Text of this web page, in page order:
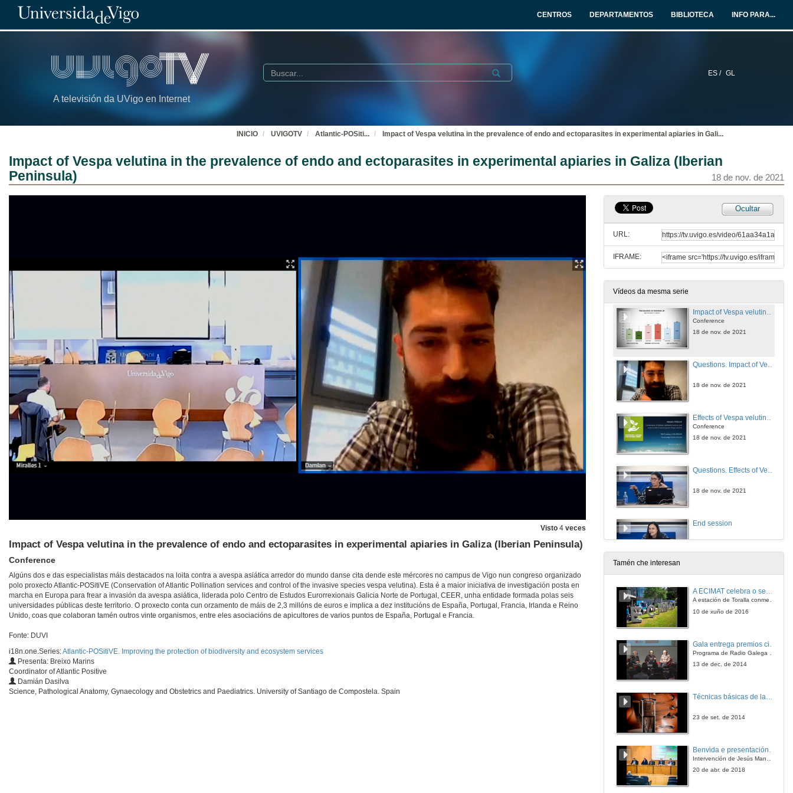
CENTROS DEPARTAMENTOS BIBLIOTECA INFO PARA...
A televisión da UVigo en Internet
ES / GL
Buscar Submit
INICIO UVIGOTV Atlantic-POSiti... Impact of Vespa velutina in the prevalence of endo and ectoparasites in experimental apiaries in Gali...
Impact of Vespa velutina in the prevalence of endo and ectoparasites in experimental apiaries in Galiza (Iberian
Peninsula)
18 de nov. de 2021
Visto 4 veces
Impact of Vespa velutina in the prevalence of endo and ectoparasites in experimental apiaries in Galiza (Iberian Peninsula)
Conference
Algúns dos e das especialistas máis destacados na loita contra a avespa asiática arredor do mundo danse cita dende este mércores no campus de Vigo nun congreso organizado
polo proxecto Atlantic-POSitiVE (Conservation of Atlantic Pollination services and control of the invasive species vespa velutina). Esta é a maior iniciativa de investigación posta en
marcha en Europa para frear a invasión da avespa asiática, liderada polo Centro de Estudos Eurorrexionais Galicia Norte de Portugal, CEER, unha entidade formada polas seis
universidades públicas deste territorio. O proxecto conta cun orzamento de máis de 2,3 millóns de euros e implica a dez institucións de España, Portugal, Francia, Irlanda e Reino
Unido, coas que colaboran tamén outros vinte organismos, entre eles asociacións de apicultores de varios puntos de España, Portugal e Francia.
Fonte: DUVI
i18n.one.Series:Atlantic-POSitiVE. Improving the protection of biodiversity and ecosystem services
Presenta: Breixo Marins
Coordinator of Atlantic Positive
Damián Dasilva
Science, Pathological Anatomy, Gynaecology and Obstetrics and Paediatrics. University of Santiago de Compostela. Spain
Ocultar
URL:
IFRAME:
Vídeos da mesma serie
18 de nov. de 2021
18 de nov. de 2021
Economic impact of Vespa velutina on beekeeping socioecological units
Conference
Questions. Economic impact of Vespa velutina on beekeeping socioecological units
18 de nov. de 2021
Conference
18 de nov. de 2021
Questions. Impact of Vespa velutina in the prevalence of endo and ectoparasites in experimental apiaries in Galiza (Iberian Peninsula)
18 de nov. de 2021
Conference
18 de nov. de 2021
Questions. Effects of Vespa velutina on pollinators and ecosystem services
18 de nov. de 2021
End session
Tamén che interesan
A ECIMAT celebra o seu décimo aniversario
A estación de Toralla conmemora a efeméride asinando un convenio coa Universidad del País Vasco
10 de xuño de 2016
Programa de Radio Galega "Efervescencia"
13 de dec. de 2014
Técnicas básicas de laboratorio aplicadas á bioloxía
23 de set. de 2014
Intervención de Jesús Manuel Míguez, Decano da Facultade de Bioloxía
20 de abr. de 2018